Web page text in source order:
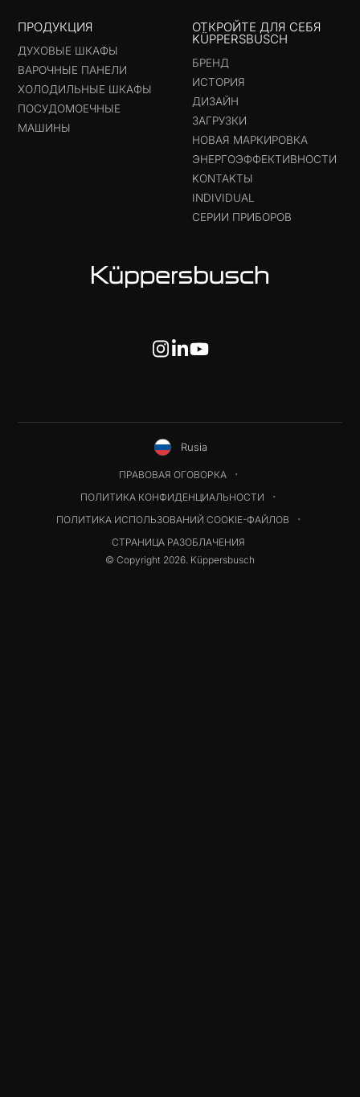
ПРОДУКЦИЯ
ДУХОВЫЕ ШКАФЫ
ВАРОЧНЫЕ ПАНЕЛИ
ХОЛОДИЛЬНЫЕ ШКАФЫ
ПОСУДОМОЕЧНЫЕ
МАШИНЫ
ОТКРОЙТЕ ДЛЯ СЕБЯ
KÜPPERSBUSCH
БРЕНД
ИСТОРИЯ
ДИЗАЙН
ЗАГРУЗКИ
НОВАЯ МАРКИРОВКА
ЭНЕРГОЭФФЕКТИВНОСТИ
KONTAKTЫ
INDIVIDUAL
СЕРИИ ПРИБОРОВ
Rusia
ПРАВОВАЯ ОГОВОРКА
ПОЛИТИКА КОНФИДЕНЦИАЛЬНОСТИ
ПОЛИТИКА ИСПОЛЬЗОВАНИЙ COOKIE-ФАЙЛОВ
СТРАНИЦА РАЗОБЛАЧЕНИЯ
© Copyright 2026. Küppersbusch